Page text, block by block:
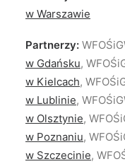
w Warszawie
Partnerzy:
w Gdańsku,
w Kielcach,
w Lublinie,
w Olsztynie,
w Poznaniu,
w Szczecinie,